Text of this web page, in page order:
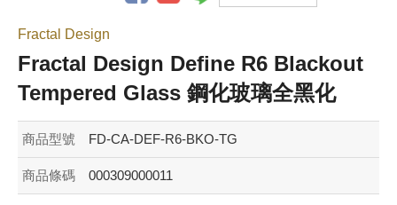
Fractal Design
Fractal Design Define R6 Blackout
Tempered Glass 鋼化玻璃全黑化
商品型號 FD-CA-DEF-R6-BKO-TG
商品條碼 000309000011